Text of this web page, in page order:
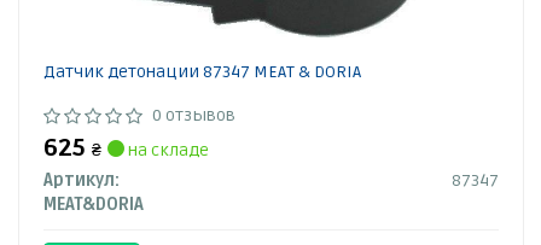
Датчик детонации 87347 MEAT & DORIA
0 отзывов
625 ₴
на складе
Артикул:
87347
MEAT&DORIA